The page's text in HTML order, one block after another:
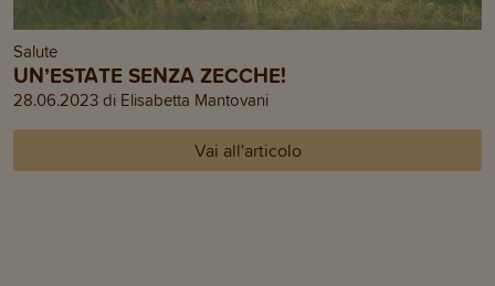
Salute
UN’ESTATE SENZA ZECCHE!
28.06.2023 di Elisabetta Mantovani
Vai all'articolo